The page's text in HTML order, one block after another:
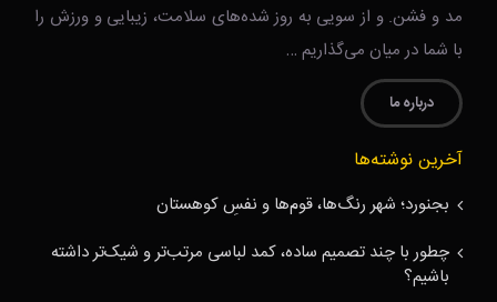
مد و فشن. و از سویی به روز شده‌های سلامت، زیبایی و ورزش را
با شما در میان می‌گذاریم …
درباره ما
آخرین نوشته‌ها
بجنورد؛ شهر رنگ‌ها، قوم‌ها و نفسِ کوهستان
چطور با چند تصمیم ساده، کمد لباسی مرتب‌تر و شیک‌تر داشته
باشیم؟